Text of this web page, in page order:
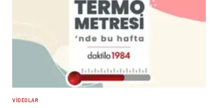
VIDEOLAR